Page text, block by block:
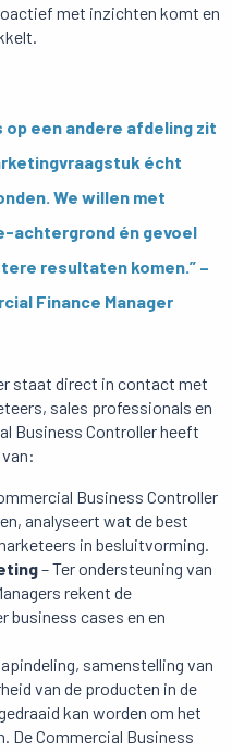
met inzichten komt en
op een andere afdeling zit
écht
We willen met
achtergrond én gevoel
resultaten komen.” –
Finance Manager
staat direct in contact met
sales professionals en
Business Controller heeft
Business Controller
analyseert wat de best
in besluitvorming.
– Ter ondersteuning van
rekent de
business cases en en
samenstelling van
van de producten in de
kan worden om het
Commercial Business